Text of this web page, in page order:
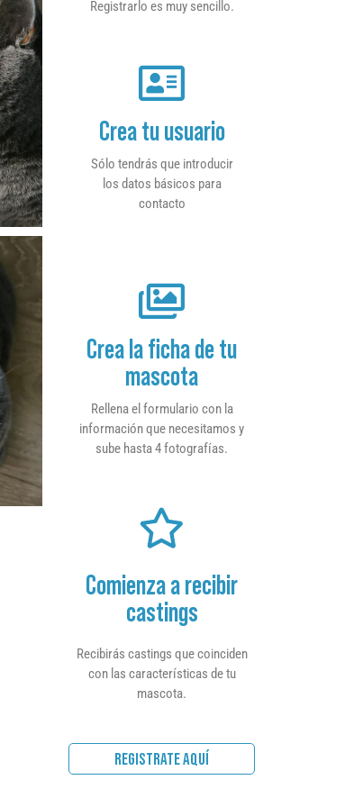
Registrarlo es muy sencillo.
Crea tu usuario
Sólo tendrás que introducir
los datos básicos para
contacto
Crea la ficha de tu
mascota
Rellena el formulario con la
información que necesitamos y
sube hasta 4 fotografías.
Comienza a recibir
castings
Recibirás castings que coinciden
con las características de tu
mascota.
REGISTRATE AQUÍ